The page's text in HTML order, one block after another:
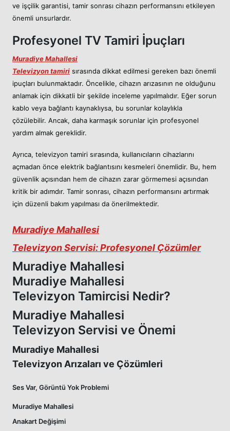
ve işçilik garantisi, tamir sonrası cihazın performansını etkileyen
önemli unsurlardır.
Profesyonel TV Tamiri İpuçları
Muradiye Mahallesi
Televizyon tamiri sırasında dikkat edilmesi gereken bazı önemli
ipuçları bulunmaktadır. Öncelikle, cihazın arızasının ne olduğunu
anlamak için dikkatli bir şekilde inceleme yapılmalıdır. Eğer sorun
kablo veya bağlantı kaynaklıysa, bu sorunlar kolaylıkla
çözülebilir. Ancak, daha karmaşık sorunlar için profesyonel
yardım almak gereklidir.
Ayrıca, televizyon tamiri sırasında, kullanıcıların cihazlarını
açmadan önce elektrik bağlantısını kesmeleri önemlidir. Bu, hem
güvenlik açısından hem de cihazın zarar görmemesi açısından
kritik bir adımdır. Tamir sonrası, cihazın performansını artırmak
için düzenli bakım yapılması da önerilmektedir.
Muradiye Mahallesi
Televizyon Servisi: Profesyonel Çözümler
Muradiye Mahallesi
Muradiye Mahallesi
Televizyon Tamircisi Nedir?
Muradiye Mahallesi
Televizyon Servisi ve Önemi
Muradiye Mahallesi
Televizyon Arızaları ve Çözümleri
Ses Var, Görüntü Yok Problemi
Muradiye Mahallesi
Anakart Değişimi